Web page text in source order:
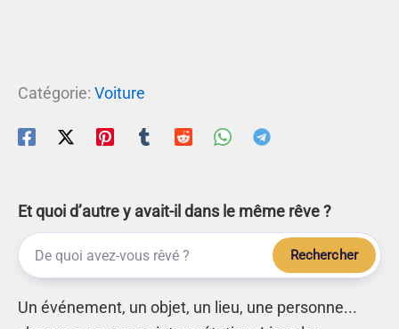
Catégorie: Voiture
Et quoi d’autre y avait-il dans le même rêve ?
Rechercher
Un événement, un objet, un lieu, une personne...